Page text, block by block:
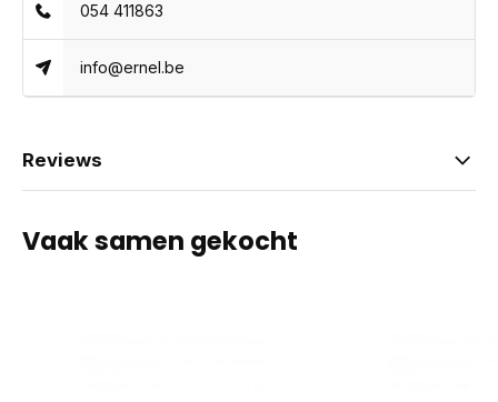
054 411863
info@ernel.be
Reviews
Vaak samen gekocht